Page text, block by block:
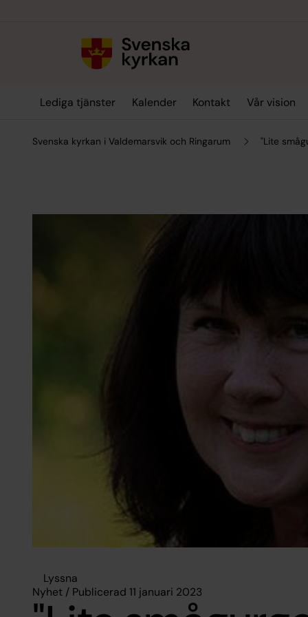
Lediga tjänster Kalender Kontakt Vår vision
Svenska kyrkan i Valdemarsvik och Ringarum "Lite
Lyssna
Nyhet / Publicerad 11 januari 2023